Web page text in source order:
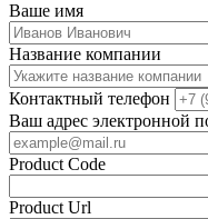
Ваше имя
Название компании
Контактный телефон
Ваш адрес электронной
Product Code
Product Url